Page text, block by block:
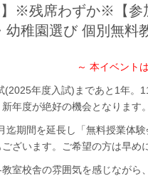
※残席わずか※【参
稚園選び 個別無料
～ 本イベント
年度入試)まであと1年。
年度が絶好の機会となります。
期間を延長し「無料授業体験
ざいます。ご希望の方は早め
室校舎の雰囲気を感じながら